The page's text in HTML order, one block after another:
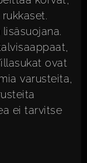
ovat
varusteita,
ei tarvitse